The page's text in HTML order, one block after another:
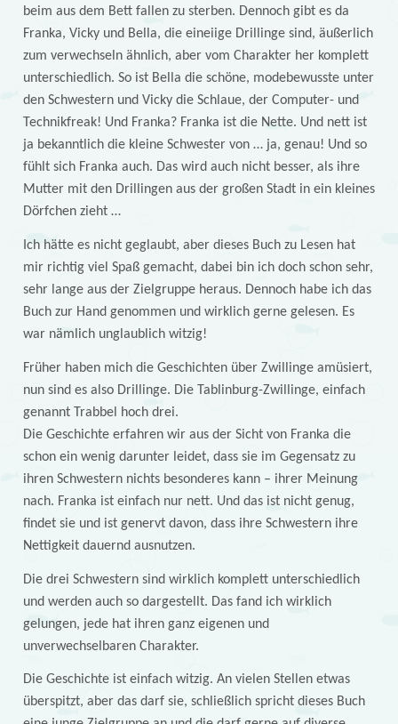
beim aus dem Bett fallen zu sterben. Dennoch gibt es da
Franka, Vicky und Bella, die eineiige Drillinge sind, äußerlich
zum verwechseln ähnlich, aber vom Charakter her komplett
unterschiedlich. So ist Bella die schöne, modebewusste unter
den Schwestern und Vicky die Schlaue, der Computer- und
Technikfreak! Und Franka? Franka ist die Nette. Und nett ist
ja bekanntlich die kleine Schwester von … ja, genau! Und so
fühlt sich Franka auch. Das wird auch nicht besser, als ihre
Mutter mit den Drillingen aus der großen Stadt in ein kleines
Dörfchen zieht …
Ich hätte es nicht geglaubt, aber dieses Buch zu Lesen hat
mir richtig viel Spaß gemacht, dabei bin ich doch schon sehr,
sehr lange aus der Zielgruppe heraus. Dennoch habe ich das
Buch zur Hand genommen und wirklich gerne gelesen. Es
war nämlich unglaublich witzig!
Früher haben mich die Geschichten über Zwillinge amüsiert,
nun sind es also Drillinge. Die Tablinburg-Zwillinge, einfach
genannt Trabbel hoch drei.
Die Geschichte erfahren wir aus der Sicht von Franka die
schon ein wenig darunter leidet, dass sie im Gegensatz zu
ihren Schwestern nichts besonderes kann – ihrer Meinung
nach. Franka ist einfach nur nett. Und das ist nicht genug,
findet sie und ist genervt davon, dass ihre Schwestern ihre
Nettigkeit dauernd ausnutzen.
Die drei Schwestern sind wirklich komplett unterschiedlich
und werden auch so dargestellt. Das fand ich wirklich
gelungen, jede hat ihren ganz eigenen und
unverwechselbaren Charakter.
Die Geschichte ist einfach witzig. An vielen Stellen etwas
überspitzt, aber das darf sie, schließlich spricht dieses Buch